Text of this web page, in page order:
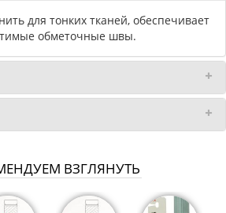
для тонких тканей, обеспечивает
обметочные швы.
ВЗГЛЯНУТЬ